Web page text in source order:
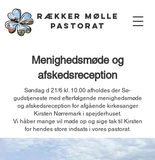
RÆKKER Mølle
Pastorat
Menighedsmøde og
afskedsreception
Søndag d 21/6 kl. 10.00 afholdes der Sø-
gudstjeneste med efterfølgende menighedsmøde
og afskedsreception for afgående kirkesanger
Kirsten Nørremark i spejderhuset.
Vi håber mange vil møde op og sige tak til Kirsten
for hendes store indsats i vores pastorat.